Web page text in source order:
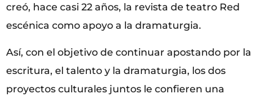
creó, hace casi 22 años, la revista de teatro Red
escénica como apoyo a la dramaturgia.
Así, con el objetivo de continuar apostando por la
escritura, el talento y la dramaturgia, los dos
proyectos culturales juntos le confieren una